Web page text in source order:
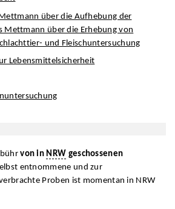
über die Aufhebung der
Mettmann über die Erhebung von
und Fleischuntersuchung
Lebensmittelsicherheit
von in NRW geschossenen
entnommene und zur
Proben ist momentan in NRW